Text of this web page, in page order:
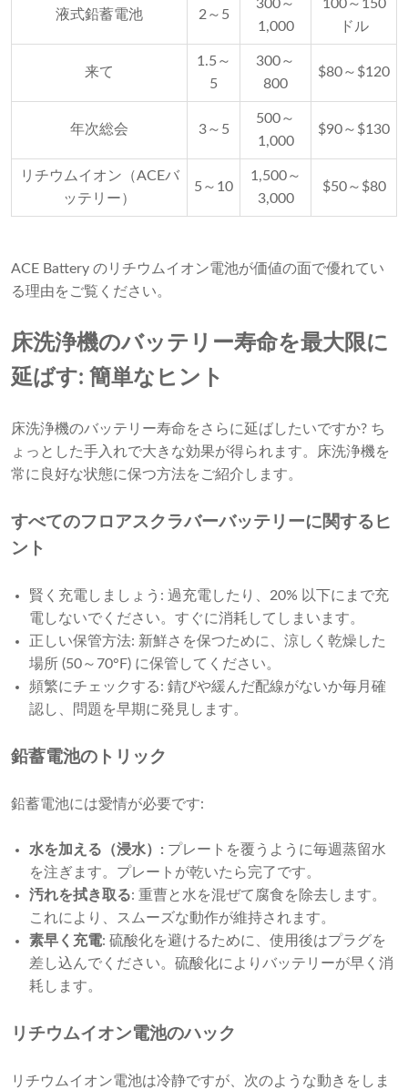
液式鉛蓄電池 2～5
300～
1,000
100～150
ドル
来て
1.5～
5
300～
800
$80～$120
年次総会 3～5
500～
1,000
$90～$130
リチウムイオン（ACEバ
ッテリー）
5～10
1,500～
3,000
$50～$80
ACE Battery のリチウムイオン電池が価値の面で優れてい
る理由をご覧ください。
床洗浄機のバッテリー寿命を最大限に
延ばす: 簡単なヒント
床洗浄機のバッテリー寿命をさらに延ばしたいですか? ち
ょっとした手入れで大きな効果が得られます。床洗浄機を
常に良好な状態に保つ方法をご紹介します。
すべてのフロアスクラバーバッテリーに関するヒ
ント
賢く充電しましょう: 過充電したり、20% 以下にまで充
電しないでください。すぐに消耗してしまいます。
正しい保管方法: 新鮮さを保つために、涼しく乾燥した
場所 (50～70°F) に保管してください。
頻繁にチェックする: 錆びや緩んだ配線がないか毎月確
認し、問題を早期に発見します。
鉛蓄電池のトリック
鉛蓄電池には愛情が必要です:
水を加える（浸水）: プレートを覆うように毎週蒸留水
を注ぎます。プレートが乾いたら完了です。
汚れを拭き取る: 重曹と水を混ぜて腐食を除去します。
これにより、スムーズな動作が維持されます。
素早く充電: 硫酸化を避けるために、使用後はプラグを
差し込んでください。硫酸化によりバッテリーが早く消
耗します。
リチウムイオン電池のハック
リチウムイオン電池は冷静ですが、次のような動きをしま